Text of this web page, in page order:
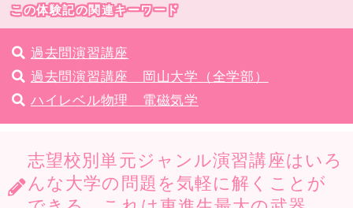
この体験記の関連キーワード
過去問演習講座
過去問演習講座 岡山大学（全学部）
ハイレベル物理 電磁気学
志望校別単元ジャンル演習講座はいろ
んな大学の問題を気軽に解くことが